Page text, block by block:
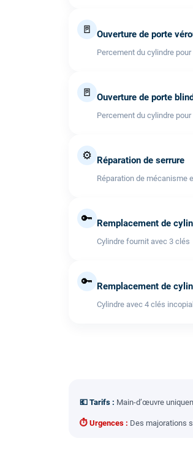
🚪 Ouverture de porte
Percement du cylindre
🚪 Ouverture de porte
Percement du cylindre
⚙️ Réparation de serrure
Réparation de mécanisme
🔑 Remplacement de
Cylindre fournit avec 3 clés
🔑 Remplacement de
Cylindre avec 4 clés
💶 Tarifs : Main-d’œuvre
⏱ Urgences : Des majorations